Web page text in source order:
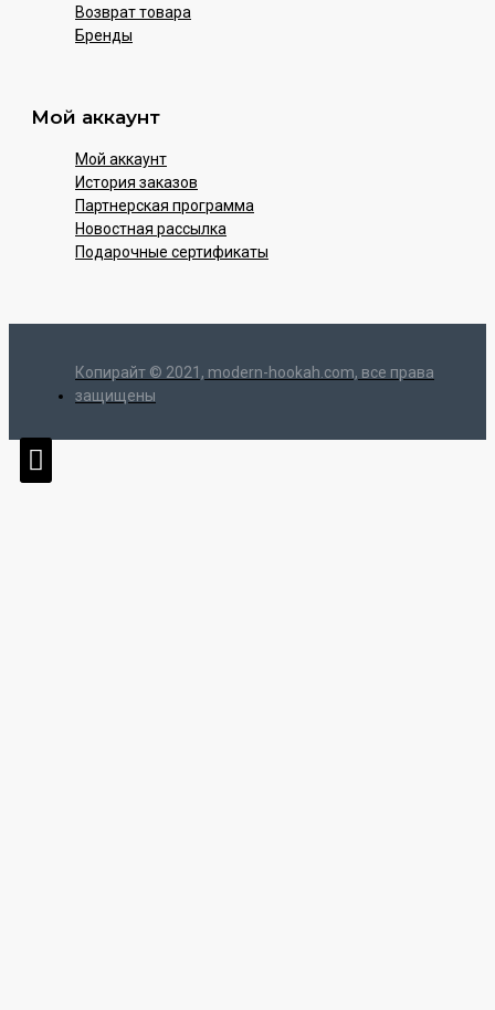
Возврат товара
Бренды
Мой аккаунт
Мой аккаунт
История заказов
Партнерская программа
Новостная рассылка
Подарочные сертификаты
Копирайт © 2021, modern-hookah.com, все права
защищены